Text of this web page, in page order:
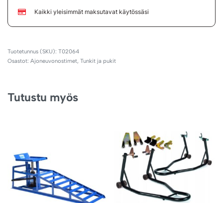
Kaikki yleisimmät maksutavat käytössäsi
T02064
Osastot: Ajoneuvonostimet, Tunkit ja pukit
Tutustu myös